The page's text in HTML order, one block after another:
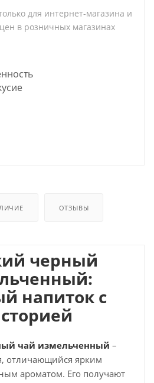
для интернет-магазина и
в розничных магазинах
ОТЗЫВЫ
черный
напиток с
чай измельченный –
отличающийся ярким
ароматом. Его получают